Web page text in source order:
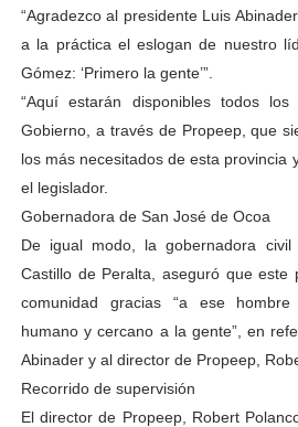
“Agradezco al presidente Luis
a la práctica el eslogan de nuestro
Gómez: ‘Primero la gente’”.
“Aquí estarán disponibles todos
Gobierno, a través de Propeep, que
los más necesitados de esta provincia
el legislador.
Gobernadora de San José de Ocoa
De igual modo, la gobernadora civil
Castillo de Peralta, aseguró que este
comunidad gracias “a ese
humano y cercano a la gente”, en
Abinader y al director de Propeep,
Recorrido de supervisión
El director de Propeep, Robert